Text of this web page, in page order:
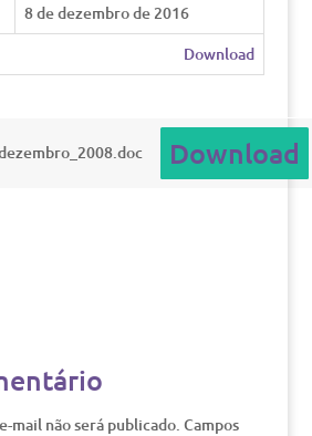
8 de dezembro de 2016
Download
Download
mail não será publicado. Campos